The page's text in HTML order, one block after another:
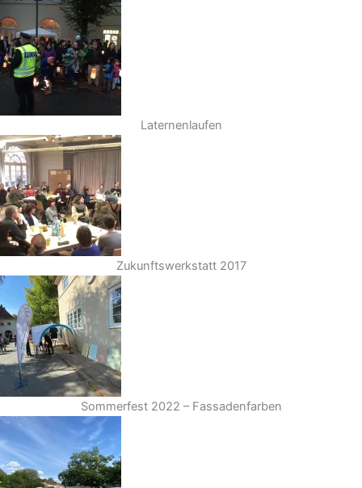
Laternenlaufen
Zukunftswerkstatt 2017
Sommerfest 2022 – Fassadenfarben